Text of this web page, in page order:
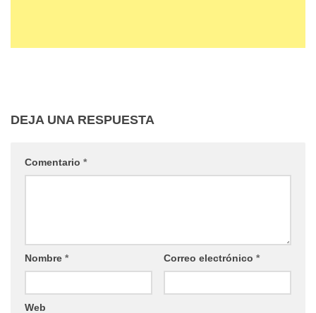
DEJA UNA RESPUESTA
Comentario *
Nombre * Correo electrónico *
Web